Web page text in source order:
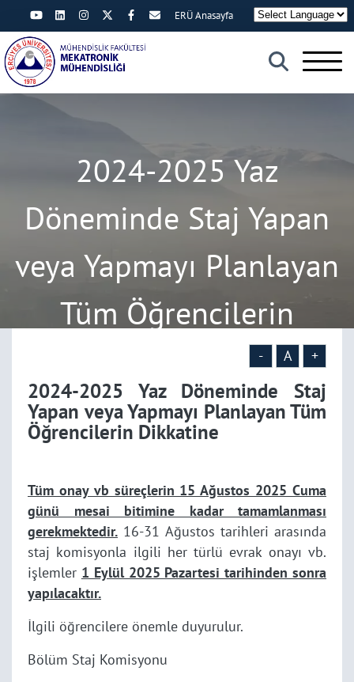
×
ERÜ Anasayfa
2024-2025 Yaz
Döneminde Staj Yapan
veya Yapmayı Planlayan
Tüm Öğrencilerin
- A +
2024-2025 Yaz Döneminde Staj
Yapan veya Yapmayı Planlayan Tüm
Öğrencilerin Dikkatine
Tüm onay vb süreçlerin 15 Ağustos 2025 Cuma
günü mesai bitimine kadar tamamlanması
gerekmektedir. 16-31 Ağustos tarihleri arasında
staj komisyonla ilgili her türlü evrak onayı vb.
işlemler 1 Eylül 2025 Pazartesi tarihinden sonra
yapılacaktır.
İlgili öğrencilere önemle duyurulur.
Bölüm Staj Komisyonu